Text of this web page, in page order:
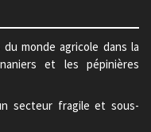
monde agricole dans la
et les pépinières
secteur fragile et sous-